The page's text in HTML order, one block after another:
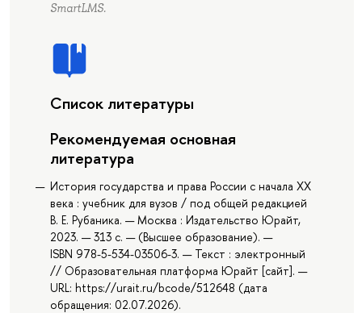
SmartLMS.
Список литературы
Рекомендуемая основная
литература
История государства и права России с начала ХХ
века : учебник для вузов / под общей редакцией
В. Е. Рубаника. — Москва : Издательство Юрайт,
2023. — 313 с. — (Высшее образование). —
ISBN 978-5-534-03506-3. — Текст : электронный
// Образовательная платформа Юрайт [сайт]. —
URL: https://urait.ru/bcode/512648 (дата
обращения: 02.07.2026).